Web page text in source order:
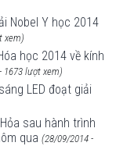
Nobel Y học 2014
xem)
học 2014 về kính
1673 lượt xem)
LED đoạt giải
sau hành trình
qua (28/09/2014 -